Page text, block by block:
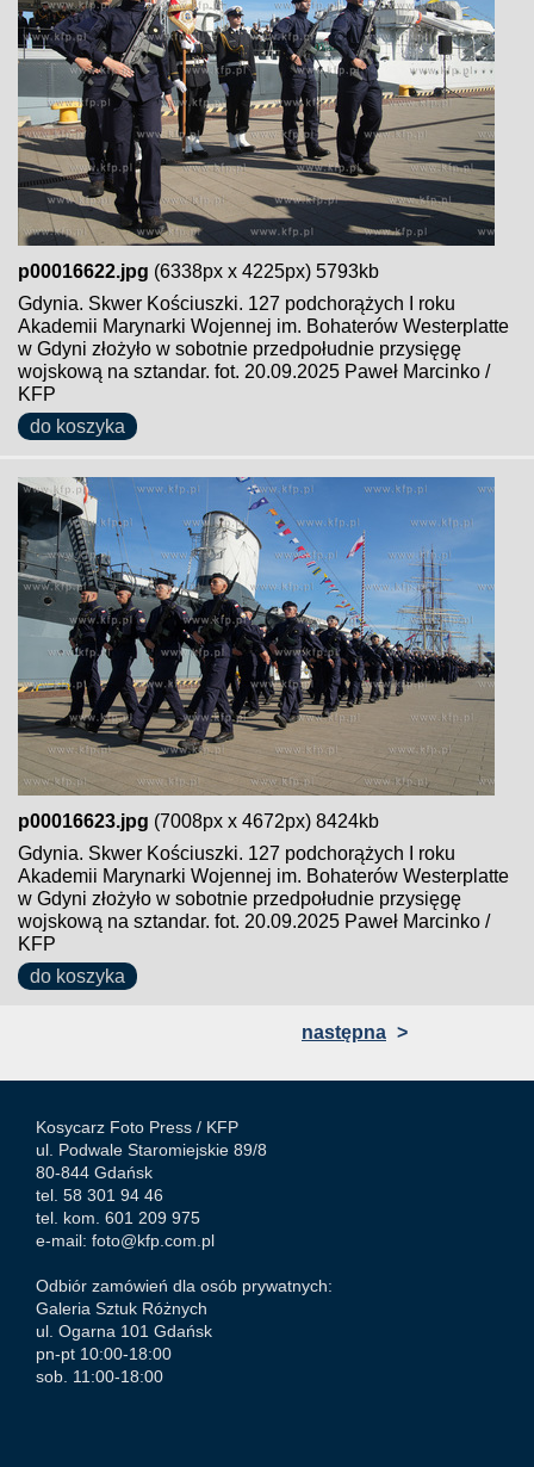
p00016622.jpg (6338px x 4225px) 5793kb
Gdynia. Skwer Kościuszki. 127 podchorążych I roku
Akademii Marynarki Wojennej im. Bohaterów Westerplatte
w Gdyni złożyło w sobotnie przedpołudnie przysięgę
wojskową na sztandar. fot. 20.09.2025 Paweł Marcinko /
KFP
do koszyka
p00016623.jpg (7008px x 4672px) 8424kb
Gdynia. Skwer Kościuszki. 127 podchorążych I roku
Akademii Marynarki Wojennej im. Bohaterów Westerplatte
w Gdyni złożyło w sobotnie przedpołudnie przysięgę
wojskową na sztandar. fot. 20.09.2025 Paweł Marcinko /
KFP
do koszyka
następna >
Kosycarz Foto Press / KFP
ul. Podwale Staromiejskie 89/8
80-844 Gdańsk
tel. 58 301 94 46
tel. kom. 601 209 975
e-mail: foto@kfp.com.pl
Odbiór zamówień dla osób prywatnych:
Galeria Sztuk Różnych
ul. Ogarna 101 Gdańsk
pn-pt 10:00-18:00
sob. 11:00-18:00